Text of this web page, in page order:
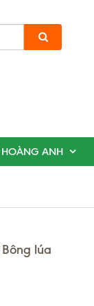
ANH
lúa